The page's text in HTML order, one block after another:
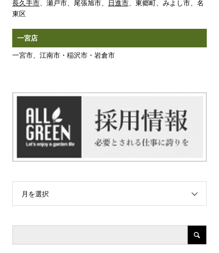
長久手市、瀬戸市、尾張旭市、 日進市、東郷町、みよし市、名
東区
一宮店
一宮市、江南市・稲沢市・岩倉市
月を選択